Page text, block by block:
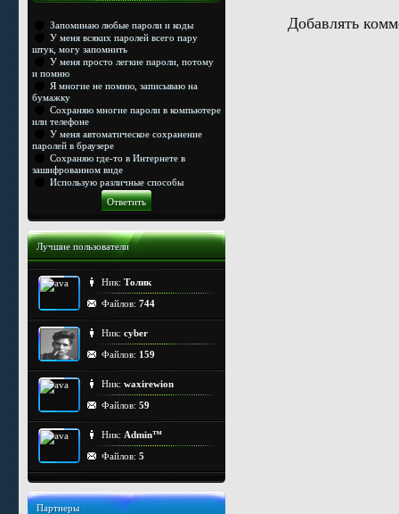
Запоминаю любые пароли и коды
У меня всяких паролей всего пару
штук, могу запомнить
У меня просто легкие пароли, потому
и помню
Я многие не помню, записываю на
бумажку
Сохраняю многие пароли в компьютере
или телефоне
У меня автоматическое сохранение
паролей в браузере
Сохраняю где-то в Интернете в
зашифрованном виде
Использую различные способы
Лучшие пользователи
Ник: Толик
Файлов: 744
Ник: cyber
Файлов: 159
Ник: waxirewion
Файлов: 59
Ник: Admin™
Файлов: 5
Партнеры
Добавлять